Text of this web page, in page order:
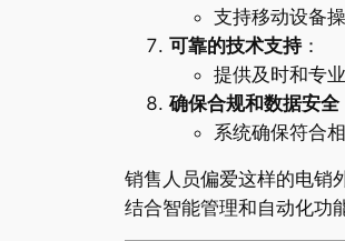
支持移动设备
可靠的技术支持：
提供及时和专
确保合规和数据安全
系统确保符合
销售人员偏爱这样的电销
结合智能管理和自动化功